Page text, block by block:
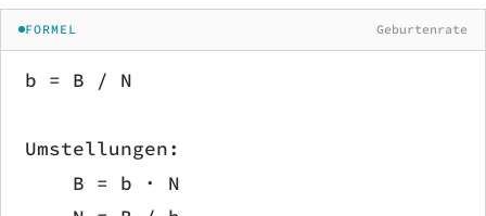
FORMEL Geburtenrate
b = B / N
Umstellungen:
    B = b · N